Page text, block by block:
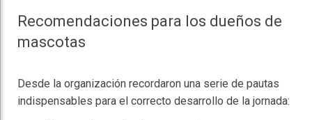
Recomendaciones para los dueños de
mascotas
Desde la organización recordaron una serie de pautas
indispensables para el correcto desarrollo de la jornada: